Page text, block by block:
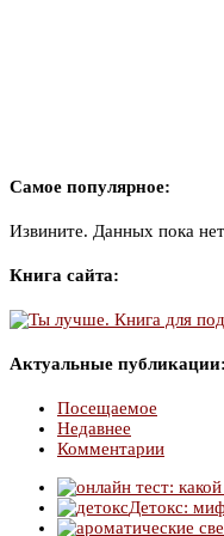
Самое популярное:
Извините. Данных пока
Книга сайта:
Актуальные публикации:
Посещаемое
Недавнее
Комментарии
Детокс: